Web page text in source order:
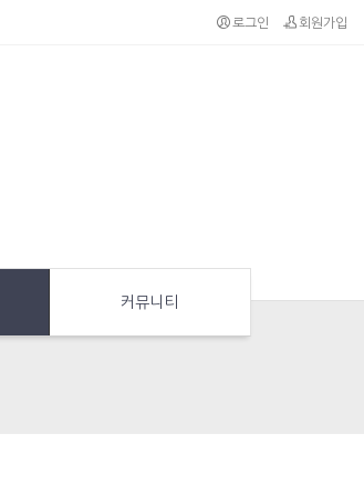
로그인 회원가입
커뮤니티